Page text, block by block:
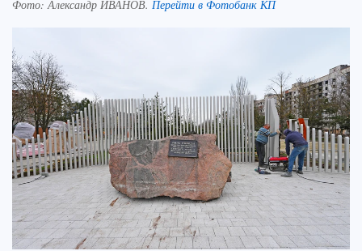
Фото:Александр ИВАНОВ. Перейти в Фотобанк КП